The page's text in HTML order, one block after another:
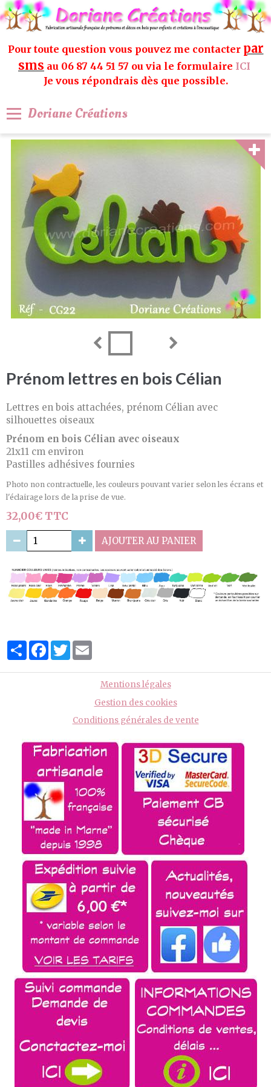
Pour toute question vous pouvez me contacter par
sms au 06 87 44 51 57 ou via le formulaire ICI
Je vous répondrais dès que possible.
Doriane Créations
Prénom lettres en bois Célian
Lettres en bois attachées, prénom Célian avec
silhouettes oiseaux
Prénom en bois Célian avec oiseaux
21x11 cm environ
Pastilles adhésives fournies
Photo non contractuelle, les couleurs pouvant varier selon les écrans et
l'éclairage lors de la prise de vue.
32,00€ TTC
AJOUTER AU PANIER
PartagerFacebook
Twitter
Mentions légales
Gestion des cookies
Conditions générales de vente